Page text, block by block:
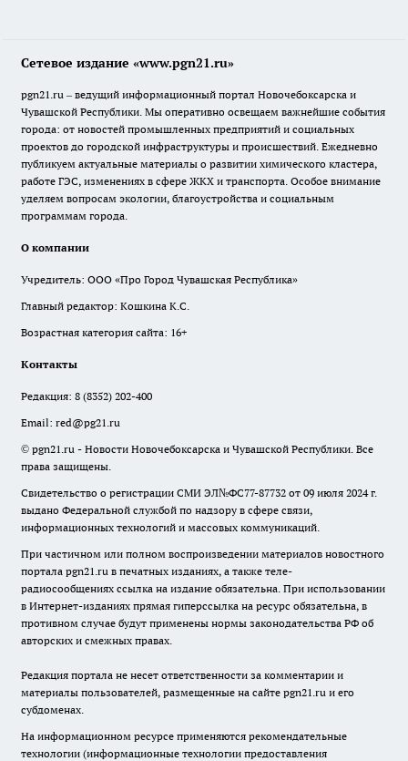
Сетевое издание «www.pgn21.ru»
pgn21.ru – ведущий информационный портал Новочебоксарска и
Чувашской Республики. Мы оперативно освещаем важнейшие события
города: от новостей промышленных предприятий и социальных
проектов до городской инфраструктуры и происшествий. Ежедневно
публикуем актуальные материалы о развитии химического кластера,
работе ГЭС, изменениях в сфере ЖКХ и транспорта. Особое внимание
уделяем вопросам экологии, благоустройства и социальным
программам города.
О компании
Учредитель: ООО «Про Город Чувашская Республика»
Главный редактор: Кошкина К.С.
Возрастная категория сайта: 16+
Контакты
Редакция: 8 (8352) 202-400
Email: red@pg21.ru
© pgn21.ru - Новости Новочебоксарска и Чувашской Республики. Все
права защищены.
Свидетельство о регистрации СМИ ЭЛ№ФС77-87732 от 09 июля 2024 г.
выдано Федеральной службой по надзору в сфере связи,
информационных технологий и массовых коммуникаций.
При частичном или полном воспроизведении материалов новостного
портала pgn21.ru в печатных изданиях, а также теле-
радиосообщениях ссылка на издание обязательна. При использовании
в Интернет-изданиях прямая гиперссылка на ресурс обязательна, в
противном случае будут применены нормы законодательства РФ об
авторских и смежных правах.
Редакция портала не несет ответственности за комментарии и
материалы пользователей, размещенные на сайте pgn21.ru и его
субдоменах.
На информационном ресурсе применяются рекомендательные
технологии (информационные технологии предоставления